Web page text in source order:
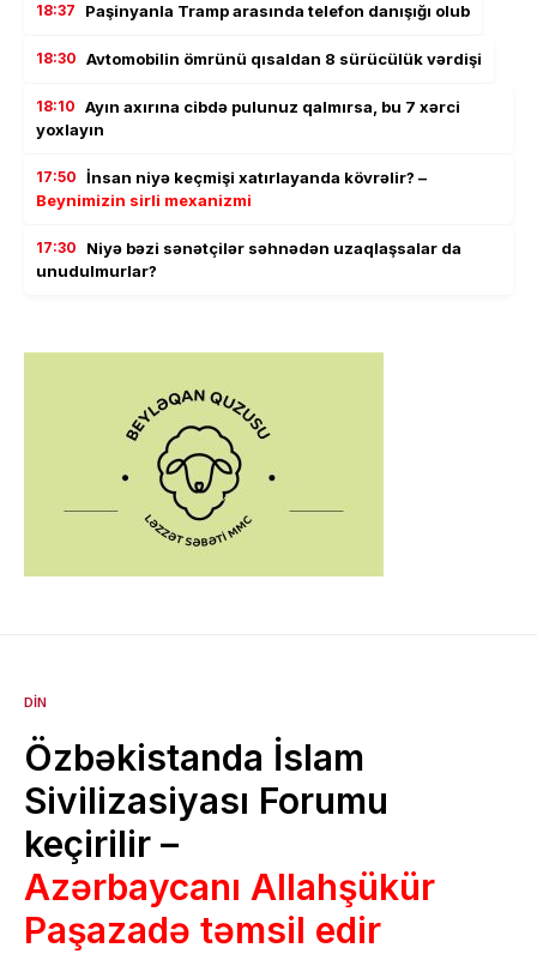
18:37 Paşinyanla Tramp arasında telefon danışığı olub
18:30 Avtomobilin ömrünü qısaldan 8 sürücülük vərdişi
18:10 Ayın axırına cibdə pulunuz qalmırsa, bu 7 xərci
yoxlayın
17:50 İnsan niyə keçmişi xatırlayanda kövrəlir? –
Beynimizin sirli mexanizmi
17:30
Niyə bəzi sənətçilər səhnədən uzaqlaşsalar da
unudulmurlar?
DIN
Özbəkistanda İslam
Sivilizasiyası Forumu
keçirilir –
Azərbaycanı Allahşükür
Paşazadə təmsil edir